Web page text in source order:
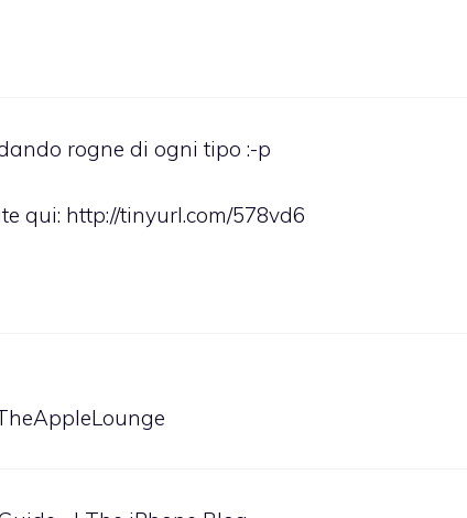
rogne di ogni tipo :-p
qui: http://tinyurl.com/578vd6